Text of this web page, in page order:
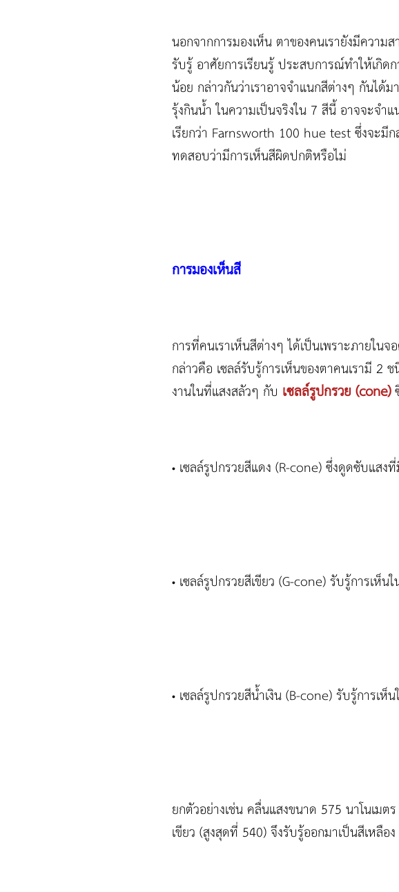
นอกจากการมองเห็น ตาของคนเรายังมีความ
รับรู้ อาศัยการเรียนรู้ ประสบการณ์ทำให้เกิด
น้อย กล่าวกันว่าเราอาจจำแนกสีต่างๆ กันได้
รุ้งกินน้ำ ในความเป็นจริงใน 7 สีนี้ อาจจะจำ
เรียกว่า Farnsworth 100 hue test ซึ่งจะมี
ทดสอบว่ามีการเห็นสีผิดปกติหรือไม่
การมองเห็นสี
การที่คนเราเห็นสีต่างๆ ได้เป็นเพราะภายใ
กล่าวคือ เซลล์รับรู้การเห็นของตาคนเรามี 2
งานในที่แสงสลัวๆ กับ เซลล์รูปกรวย (cone)
• เซลล์รูปกรวยสีแดง (R-cone) ซึ่งดูดซับแส
• เซลล์รูปกรวยสีเขียว (G-cone) รับรู้การเห็
• เซลล์รูปกรวยสีน้ำเงิน (B-cone) รับรู้การเ
ยกตัวอย่างเช่น คลื่นแสงขนาด 575 นาโนเม
เขียว (สูงสุดที่ 540) จึงรับรู้ออกมาเป็นสีเหลือง